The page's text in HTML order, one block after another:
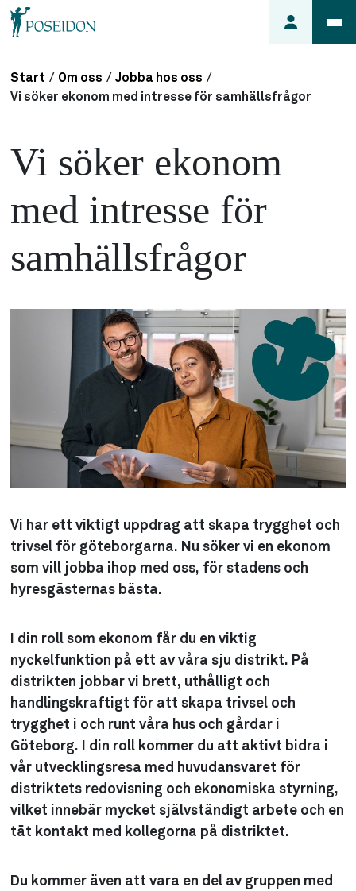
Anmäl ett
Frågor
min
hyra
Start / Om oss / Jobba hos oss /
Vi söker ekonom med intresse för samhällsfrågor
Vi söker ekonom
med intresse för
samhällsfrågor
Vi har ett viktigt uppdrag att skapa trygghet och
trivsel för göteborgarna. Nu söker vi en ekonom
som vill jobba ihop med oss, för stadens och
hyresgästernas bästa.
I din roll som ekonom får du en viktig
nyckelfunktion på ett av våra sju distrikt. På
distrikten jobbar vi brett, uthålligt och
handlingskraftigt för att skapa trivsel och
trygghet i och runt våra hus och gårdar i
Göteborg. I din roll kommer du att aktivt bidra i
vår utvecklingsresa med huvudansvaret för
distriktets redovisning och ekonomiska styrning,
vilket innebär mycket självständigt arbete och en
tät kontakt med kollegorna på distriktet.
Du kommer även att vara en del av gruppen med